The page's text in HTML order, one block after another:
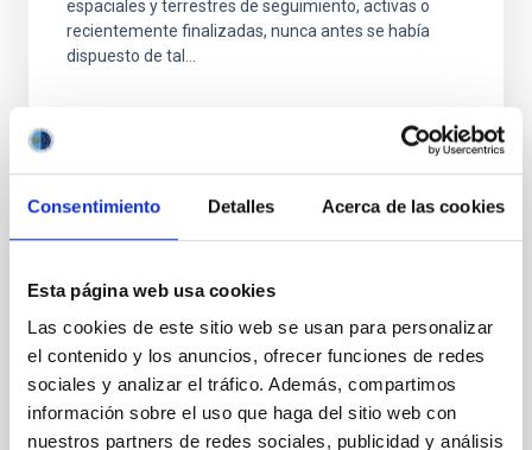
Consentimiento Detalles Acerca de las cookies
Esta página web usa cookies
Las cookies de este sitio web se usan para personalizar
el contenido y los anuncios, ofrecer funciones de redes
sociales y analizar el tráfico. Además, compartimos
información sobre el uso que haga del sitio web con
nuestros partners de redes sociales, publicidad y análisis
espaciales y terrestres de seguimiento, activas o
recientemente finalizadas, nunca antes se había
dispuesto de tal...
CASIANA MUÑÓZ-TUÑÓN: “Si no se
regulan, en muy pocos años, las
constelaciones de satélites podrían tener
un grave impacto en la Astronomía que se
realiza desde tierra”.